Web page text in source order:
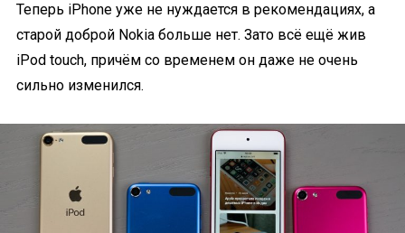
Теперь iPhone уже не нуждается в рекомендациях, а
старой доброй Nokia больше нет. Зато всё ещё жив
iPod touch, причём со временем он даже не очень
сильно изменился.